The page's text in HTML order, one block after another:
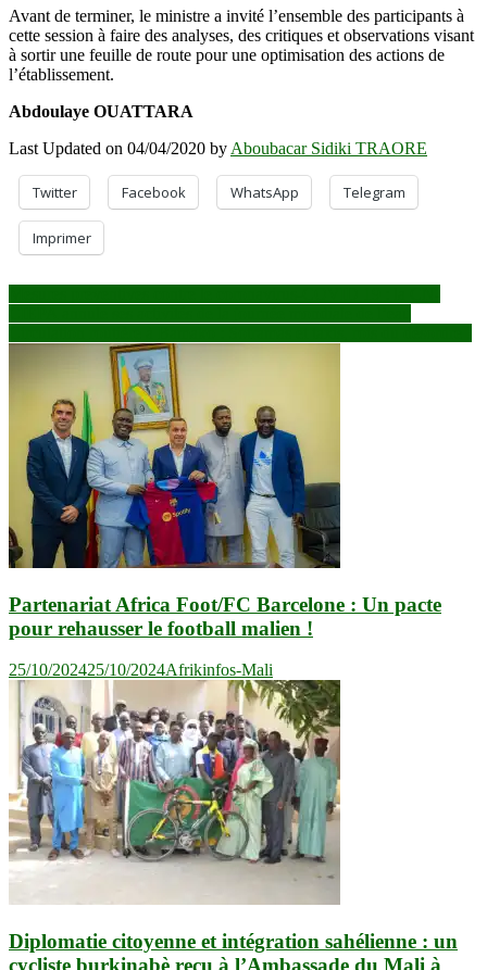
Avant de terminer, le ministre a invité l’ensemble des participants à
cette session à faire des analyses, des critiques et observations visant
à sortir une feuille de route pour une optimisation des actions de
l’établissement.
Abdoulaye OUATTARA
Last Updated on 04/04/2020 by Aboubacar Sidiki TRAORE
Twitter Facebook WhatsApp Telegram
Imprimer
Navigation
de
l’article
Partenariat Africa Foot/FC Barcelone : Un pacte
pour rehausser le football malien !
25/10/202425/10/2024Afrikinfos-Mali
Diplomatie citoyenne et intégration sahélienne : un
cycliste burkinabè reçu à l’Ambassade du Mali à